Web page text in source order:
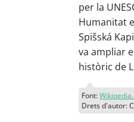
per la
Humanitat
Spišská
va ampliar
històric de
Font:
Drets d'autor: